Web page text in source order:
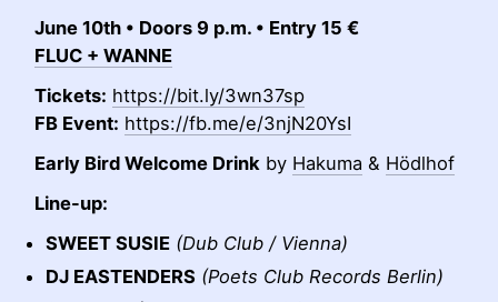
June 10th • Doors 9 p.m. • Entry 15 €
FLUC + WANNE
Tickets: https://bit.ly/3wn37sp
FB Event: https://fb.me/e/3njN20YsI
Early Bird Welcome Drink by Hakuma & Hödlhof
Line-up:
SWEET SUSIE (Dub Club / Vienna)
DJ EASTENDERS (Poets Club Records Berlin)